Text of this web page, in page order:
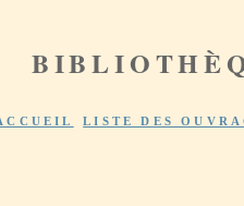
LISTE DES